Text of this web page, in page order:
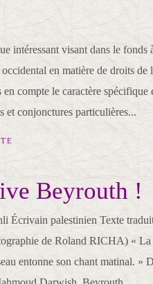
intéressant visant dans le fonds
occidental en matière de droits
en compte le caractère spécifique
et conjonctures particulières...
Beyrouth !
Écrivain palestinien Texte
de Roland RICHA) « La
entonne son chant matinal. »